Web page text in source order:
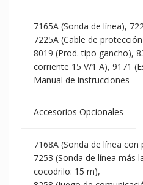
7165A (Sonda de línea),
7225A (Cable de
8019 (Prod. tipo gancho),
corriente 15 V/1 A), 9171
Manual de instrucciones
Accesorios Opcionales
7168A (Sonda de línea
7253 (Sonda de línea más
cocodrilo: 15 m),